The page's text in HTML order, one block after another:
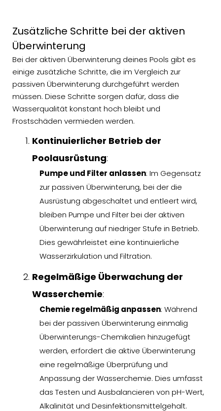
Zusätzliche Schritte bei der aktiven
Überwinterung
Bei der aktiven Überwinterung deines Pools gibt es
einige zusätzliche Schritte, die im Vergleich zur
passiven Überwinterung durchgeführt werden
müssen. Diese Schritte sorgen dafür, dass die
Wasserqualität konstant hoch bleibt und
Frostschäden vermieden werden.
Kontinuierlicher Betrieb der
Poolausrüstung:
Pumpe und Filter anlassen: Im Gegensatz
zur passiven Überwinterung, bei der die
Ausrüstung abgeschaltet und entleert wird,
bleiben Pumpe und Filter bei der aktiven
Überwinterung auf niedriger Stufe in Betrieb.
Dies gewährleistet eine kontinuierliche
Wasserzirkulation und Filtration.
Regelmäßige Überwachung der
Wasserchemie:
Chemie regelmäßig anpassen: Während
bei der passiven Überwinterung einmalig
Überwinterungs-Chemikalien hinzugefügt
werden, erfordert die aktive Überwinterung
eine regelmäßige Überprüfung und
Anpassung der Wasserchemie. Dies umfasst
das Testen und Ausbalancieren von pH-Wert,
Alkalinität und Desinfektionsmittelgehalt.